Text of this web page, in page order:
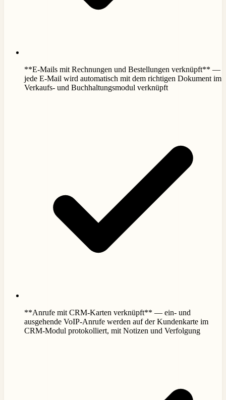
**E-Mails mit Rechnungen und Bestellungen verknüpft** —
jede E-Mail wird automatisch mit dem richtigen Dokument im
Verkaufs- und Buchhaltungsmodul verknüpft
**Anrufe mit CRM-Karten verknüpft** — ein- und
ausgehende VoIP-Anrufe werden auf der Kundenkarte im
CRM-Modul protokolliert, mit Notizen und Verfolgung